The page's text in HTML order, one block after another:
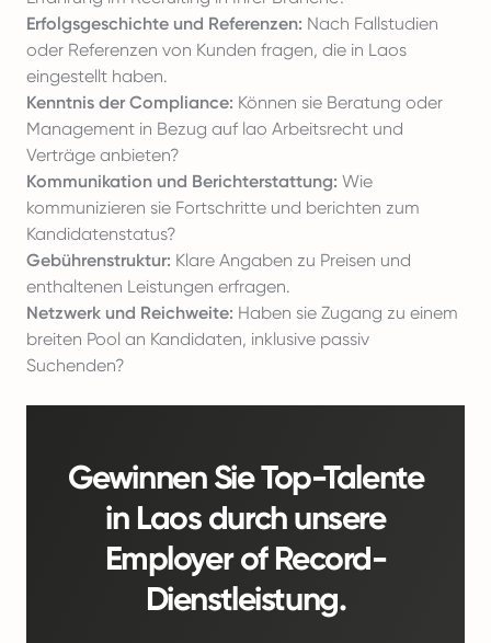
Erfolgsgeschichte und Referenzen: Nach Fallstudien
oder Referenzen von Kunden fragen, die in Laos
eingestellt haben.
Kenntnis der Compliance: Können sie Beratung oder
Management in Bezug auf lao Arbeitsrecht und
Verträge anbieten?
Kommunikation und Berichterstattung: Wie
kommunizieren sie Fortschritte und berichten zum
Kandidatenstatus?
Gebührenstruktur: Klare Angaben zu Preisen und
enthaltenen Leistungen erfragen.
Netzwerk und Reichweite: Haben sie Zugang zu einem
breiten Pool an Kandidaten, inklusive passiv
Suchenden?
Gewinnen Sie Top-Talente
in Laos durch unsere
Employer of Record-
Dienstleistung.